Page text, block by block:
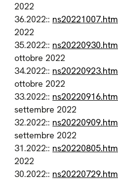
2022
36.2022:: ns20221007.htm
2022
35.2022:: ns20220930.htm
ottobre 2022
34.2022:: ns20220923.htm
ottobre 2022
33.2022:: ns20220916.htm
settembre 2022
32.2022:: ns20220909.htm
settembre 2022
31.2022:: ns20220805.htm
2022
30.2022:: ns20220729.htm